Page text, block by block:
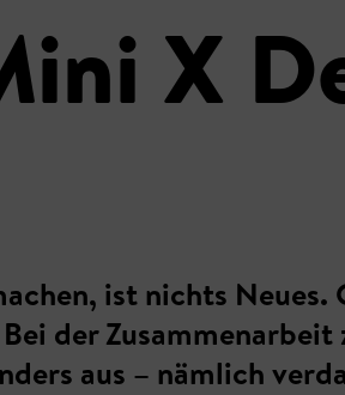
X
ist nichts
der
aus – nämlich